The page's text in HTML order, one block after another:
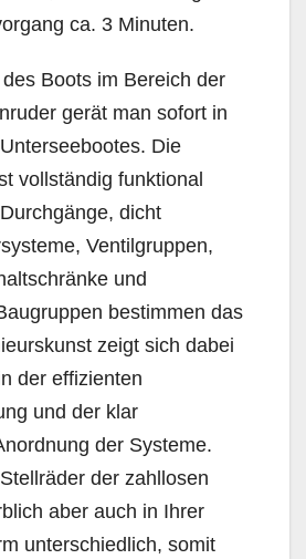
ca. 3 Minuten.
Boots im Bereich der
gerät man sofort in
Die
vollständig funktional
dicht
Ventilgruppen,
und
bestimmen das
zeigt sich dabei
der effizienten
und der klar
der Systeme.
der zahllosen
aber auch in Ihrer
unterschiedlich, somit